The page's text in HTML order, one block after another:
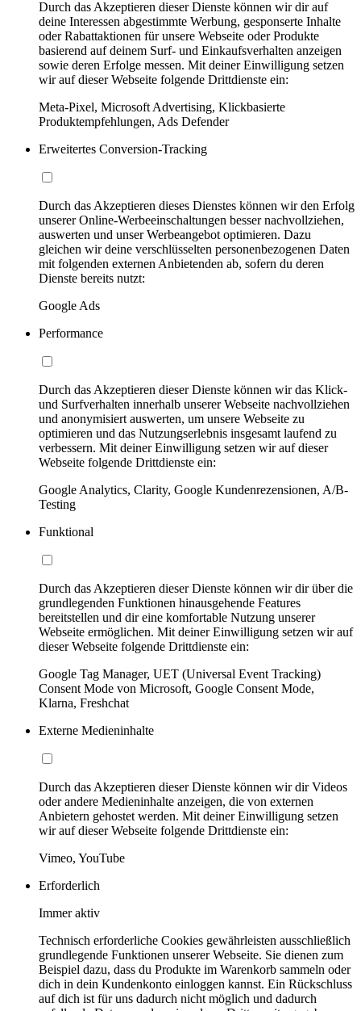
Durch das Akzeptieren dieser Dienste können wir dir auf
deine Interessen abgestimmte Werbung, gesponserte Inhalte
oder Rabattaktionen für unsere Webseite oder Produkte
basierend auf deinem Surf- und Einkaufsverhalten anzeigen
sowie deren Erfolge messen. Mit deiner Einwilligung setzen
wir auf dieser Webseite folgende Drittdienste ein:
Meta-Pixel, Microsoft Advertising, Klickbasierte
Produktempfehlungen, Ads Defender
Erweitertes Conversion-Tracking
Durch das Akzeptieren dieses Dienstes können wir den Erfolg
unserer Online-Werbeeinschaltungen besser nachvollziehen,
auswerten und unser Werbeangebot optimieren. Dazu
gleichen wir deine verschlüsselten personenbezogenen Daten
mit folgenden externen Anbietenden ab, sofern du deren
Dienste bereits nutzt:
Google Ads
Performance
Durch das Akzeptieren dieser Dienste können wir das Klick-
und Surfverhalten innerhalb unserer Webseite nachvollziehen
und anonymisiert auswerten, um unsere Webseite zu
optimieren und das Nutzungserlebnis insgesamt laufend zu
verbessern. Mit deiner Einwilligung setzen wir auf dieser
Webseite folgende Drittdienste ein:
Google Analytics, Clarity, Google Kundenrezensionen, A/B-
Testing
Funktional
Durch das Akzeptieren dieser Dienste können wir dir über die
grundlegenden Funktionen hinausgehende Features
bereitstellen und dir eine komfortable Nutzung unserer
Webseite ermöglichen. Mit deiner Einwilligung setzen wir auf
dieser Webseite folgende Drittdienste ein:
Google Tag Manager, UET (Universal Event Tracking)
Consent Mode von Microsoft, Google Consent Mode,
Klarna, Freshchat
Externe Medieninhalte
Durch das Akzeptieren dieser Dienste können wir dir Videos
oder andere Medieninhalte anzeigen, die von externen
Anbietern gehostet werden. Mit deiner Einwilligung setzen
wir auf dieser Webseite folgende Drittdienste ein:
Vimeo, YouTube
Erforderlich
Immer aktiv
Technisch erforderliche Cookies gewährleisten ausschließlich
grundlegende Funktionen unserer Webseite. Sie dienen zum
Beispiel dazu, dass du Produkte im Warenkorb sammeln oder
dich in dein Kundenkonto einloggen kannst. Ein Rückschluss
auf dich ist für uns dadurch nicht möglich und dadurch